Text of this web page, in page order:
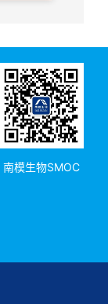
南模生物SMOC